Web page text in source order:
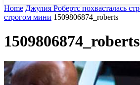
Home Джулия Робертс похвасталась
строгом мини 1509806874_roberts
1509806874_roberts